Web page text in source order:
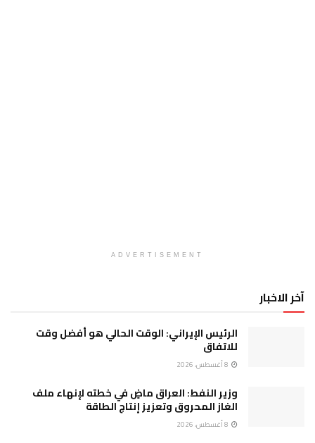
ADVERTISEMENT
آخر الاخبار
الرئيس الإيراني: الوقت الحالي هو أفضل وقت
للاتفاق
وزير النفط: العراق ماضٍ في خطته لإنهاء ملف
الغاز المحروق وتعزيز إنتاج الطاقة